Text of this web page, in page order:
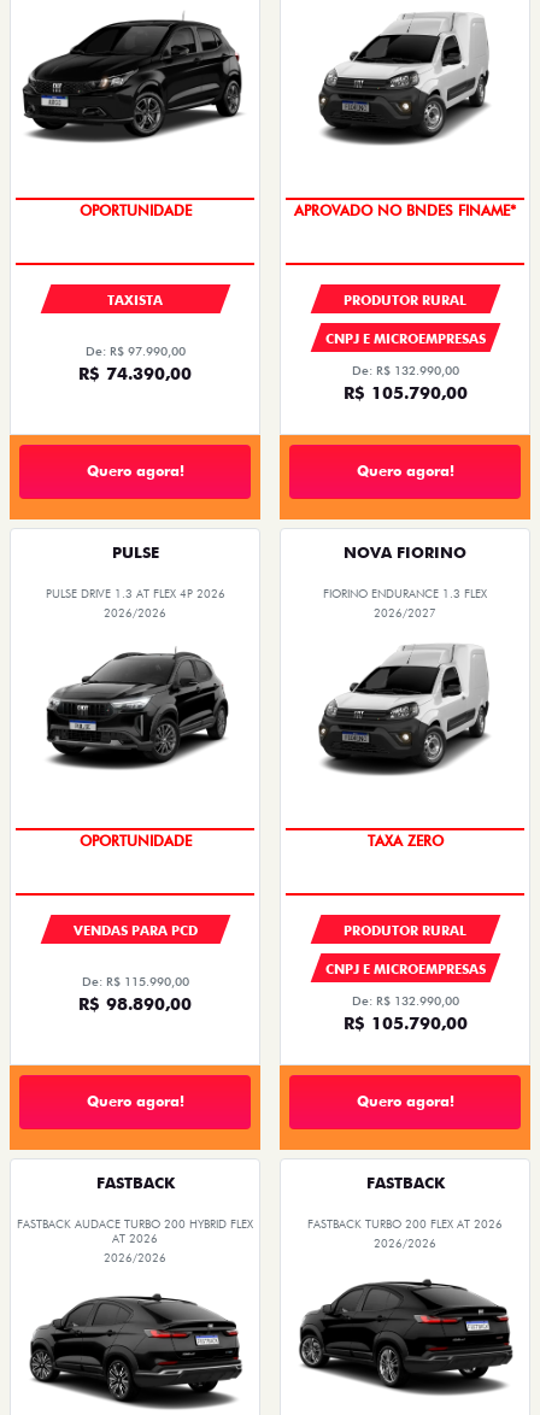
OPORTUNIDADE
TAXISTA
De: R$ 97.990,00
R$ 74.390,00
Quero agora!
APROVADO NO BNDES FINAME*
PRODUTOR RURAL
CNPJ E MICROEMPRESAS
De: R$ 132.990,00
R$ 105.790,00
Quero agora!
PULSE
PULSE DRIVE 1.3 AT FLEX 4P 2026
2026/2026
OPORTUNIDADE
VENDAS PARA PCD
De: R$ 115.990,00
R$ 98.890,00
Quero agora!
NOVA FIORINO
FIORINO ENDURANCE 1.3 FLEX
2026/2027
TAXA ZERO
PRODUTOR RURAL
CNPJ E MICROEMPRESAS
De: R$ 132.990,00
R$ 105.790,00
Quero agora!
FASTBACK
FASTBACK AUDACE TURBO 200 HYBRID FLEX
AT 2026
2026/2026
FASTBACK
FASTBACK TURBO 200 FLEX AT 2026
2026/2026